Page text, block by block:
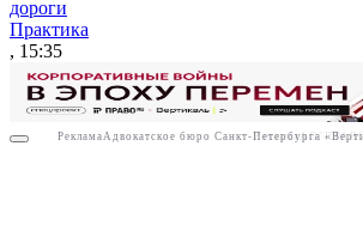
Реклама
дороги
Практика
, 15:35
Реклама Адвокатское бюро Санкт-Петербурга